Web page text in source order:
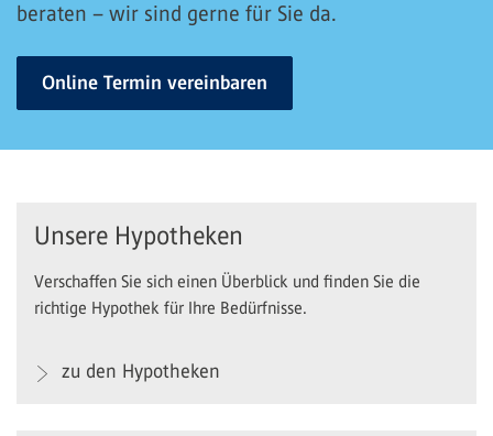
beraten – wir sind gerne für Sie da.
Online Termin vereinbaren
Unsere Hypotheken
Verschaffen Sie sich einen Überblick und finden Sie die
richtige Hypothek für Ihre Bedürfnisse.
zu den Hypotheken